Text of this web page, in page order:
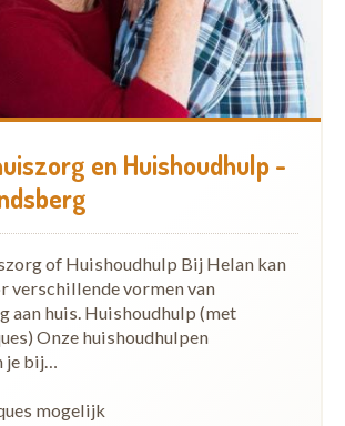
en Huishoudhulp -
of Huishoudhulp Bij Helan kan
verschillende vormen van
aan huis. Huishoudhulp (met
Onze huishoudhulpen
bij…
mogelijk